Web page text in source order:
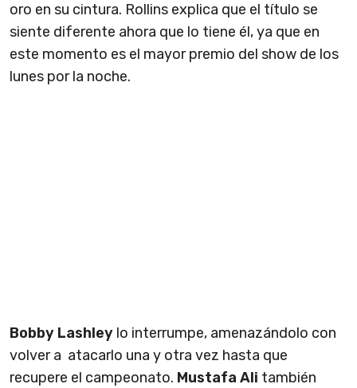
oro en su cintura. Rollins explica que el título se
siente diferente ahora que lo tiene él, ya que en
este momento es el mayor premio del show de los
lunes por la noche.
Bobby Lashley lo interrumpe, amenazándolo con
volver a atacarlo una y otra vez hasta que
recupere el campeonato. Mustafa Ali también